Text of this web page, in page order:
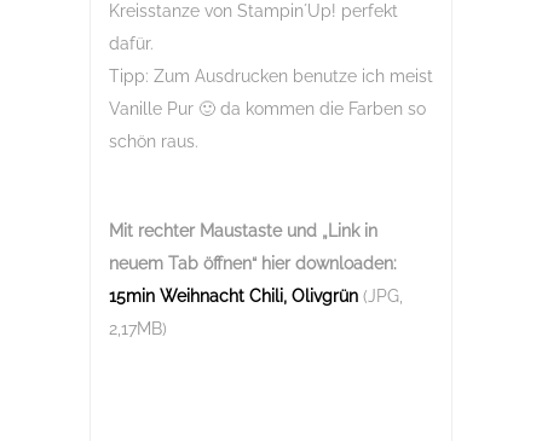
Kreisstanze von Stampin´Up! perfekt
dafür.
Tipp: Zum Ausdrucken benutze ich meist
Vanille Pur 🙂 da kommen die Farben so
schön raus.
Mit rechter Maustaste und „Link in
neuem Tab öffnen“ hier downloaden:
15min Weihnacht Chili, Olivgrün (JPG,
2,17MB)